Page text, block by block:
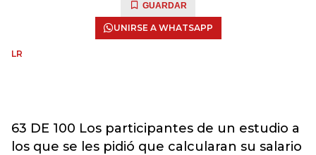
GUARDAR
UNIRSE A WHATSAPP
LR
63 DE 100 Los participantes de un estudio a
los que se les pidió que calcularan su salario